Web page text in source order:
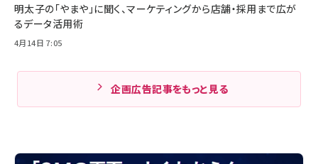
明太子の「やまや」に聞く、マーケティングから店舗・採用まで広が
るデータ活用術
4月14日 7:05
企画広告記事をもっと見る